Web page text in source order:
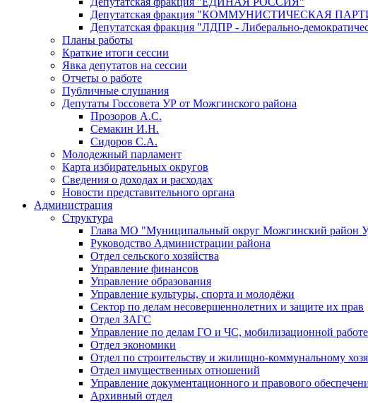
Депутатская фракция "КОММУНИСТИЧЕСКАЯ
Депутатская фракция "ЛДПР - Либерально-
Планы работы
Краткие итоги сессии
Явка депутатов на сессии
Отчеты о работе
Публичные слушания
Депутаты Госсовета УР от Можгинского района
Прозоров А.С.
Семакин И.Н.
Сидоров С.А.
Молодежный парламент
Карта избирательных округов
Сведения о доходах и расходах
Новости представительного органа
Администрация
Структура
Глава МО "Муниципальный округ Можгинский район
Руководство Администрации района
Отдел сельского хозяйства
Управление финансов
Управление образования
Управление культуры, спорта и молодёжи
Сектор по делам несовершеннолетних и защите их прав
Отдел ЗАГС
Управление по делам ГО и ЧС, мобилизационной
Отдел экономики
Отдел по строительству и жилищно-коммунальному
Отдел имущественных отношений
Управление документационного и правового
Архивный отдел